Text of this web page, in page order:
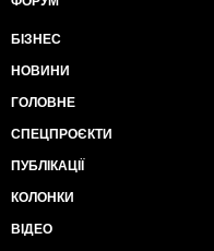
БІЗНЕС
НОВИНИ
ГОЛОВНЕ
СПЕЦПРОЄКТИ
ПУБЛІКАЦІЇ
КОЛОНКИ
ВІДЕО